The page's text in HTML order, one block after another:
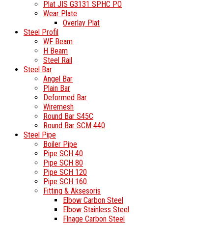
Plat JIS G3131 SPHC PO
Wear Plate
Overlay Plat
Steel Profil
WF Beam
H Beam
Steel Rail
Steel Bar
Angel Bar
Plain Bar
Deformed Bar
Wiremesh
Round Bar S45C
Round Bar SCM 440
Steel Pipe
Boiler Pipe
Pipe SCH 40
Pipe SCH 80
Pipe SCH 120
Pipe SCH 160
Fitting & Aksesoris
Elbow Carbon Steel
Elbow Stainless Steel
Flnage Carbon Steel